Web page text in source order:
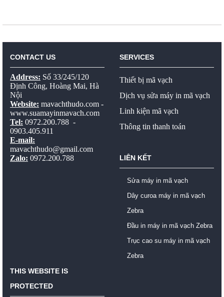
CONTACT US
Address: Số 33/245/120
Định Công, Hoàng Mai, Hà
Nội
Website: mavachthudo.com -
www.suamayinmavach.com
Tel: 0972.200.788 -
0903.405.911
E-mail:
mavachthudo@gmail.com
Zalo: 0972.200.788
SERVICES
Thiết bị mã vạch
Dịch vụ sửa máy in mã vạch
Linh kiện mã vạch
Thông tin thanh toán
LIÊN KẾT
Sửa máy in mã vạch
Dây curoa máy in mã vạch
Zebra
Đầu in máy in mã vạch Zebra
Trục cao su máy in mã vạch
Zebra
THIS WEBSITE IS
PROTECTED